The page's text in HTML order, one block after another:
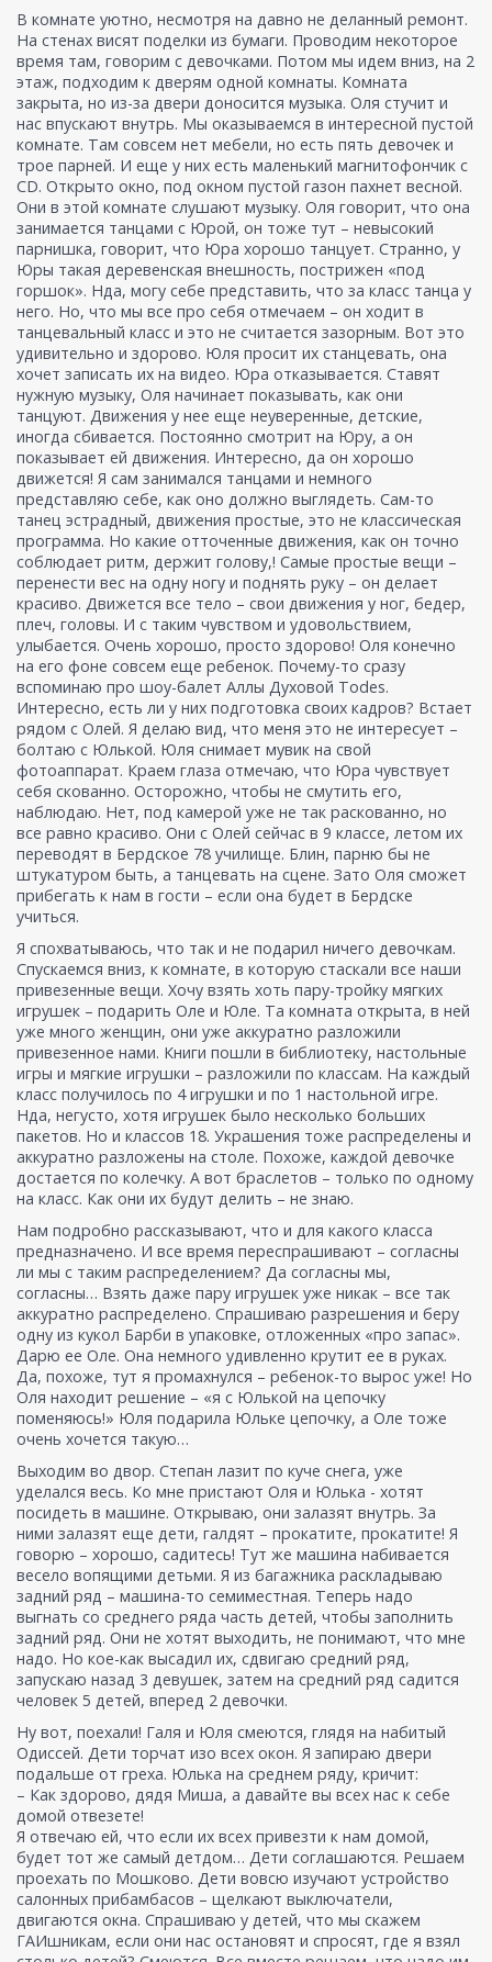
В комнате уютно, несмотря на давно не деланный ремонт.
На стенах висят поделки из бумаги. Проводим некоторое
время там, говорим с девочками. Потом мы идем вниз, на 2
этаж, подходим к дверям одной комнаты. Комната
закрыта, но из-за двери доносится музыка. Оля стучит и
нас впускают внутрь. Мы оказываемся в интересной пустой
комнате. Там совсем нет мебели, но есть пять девочек и
трое парней. И еще у них есть маленький магнитофончик с
CD. Открыто окно, под окном пустой газон пахнет весной.
Они в этой комнате слушают музыку. Оля говорит, что она
занимается танцами с Юрой, он тоже тут – невысокий
парнишка, говорит, что Юра хорошо танцует. Странно, у
Юры такая деревенская внешность, пострижен «под
горшок». Нда, могу себе представить, что за класс танца у
него. Но, что мы все про себя отмечаем – он ходит в
танцевальный класс и это не считается зазорным. Вот это
удивительно и здорово. Юля просит их станцевать, она
хочет записать их на видео. Юра отказывается. Ставят
нужную музыку, Оля начинает показывать, как они
танцуют. Движения у нее еще неуверенные, детские,
иногда сбивается. Постоянно смотрит на Юру, а он
показывает ей движения. Интересно, да он хорошо
движется! Я сам занимался танцами и немного
представляю себе, как оно должно выглядеть. Сам-то
танец эстрадный, движения простые, это не классическая
программа. Но какие отточенные движения, как он точно
соблюдает ритм, держит голову,! Самые простые вещи –
перенести вес на одну ногу и поднять руку – он делает
красиво. Движется все тело – свои движения у ног, бедер,
плеч, головы. И с таким чувством и удовольствием,
улыбается. Очень хорошо, просто здорово! Оля конечно
на его фоне совсем еще ребенок. Почему-то сразу
вспоминаю про шоу-балет Аллы Духовой Todes.
Интересно, есть ли у них подготовка своих кадров? Встает
рядом с Олей. Я делаю вид, что меня это не интересует –
болтаю с Юлькой. Юля снимает мувик на свой
фотоаппарат. Краем глаза отмечаю, что Юра чувствует
себя скованно. Осторожно, чтобы не смутить его,
наблюдаю. Нет, под камерой уже не так раскованно, но
все равно красиво. Они с Олей сейчас в 9 классе, летом их
переводят в Бердское 78 училище. Блин, парню бы не
штукатуром быть, а танцевать на сцене. Зато Оля сможет
прибегать к нам в гости – если она будет в Бердске
учиться.
Я спохватываюсь, что так и не подарил ничего девочкам.
Спускаемся вниз, к комнате, в которую стаскали все наши
привезенные вещи. Хочу взять хоть пару-тройку мягких
игрушек – подарить Оле и Юле. Та комната открыта, в ней
уже много женщин, они уже аккуратно разложили
привезенное нами. Книги пошли в библиотеку, настольные
игры и мягкие игрушки – разложили по классам. На каждый
класс получилось по 4 игрушки и по 1 настольной игре.
Нда, негусто, хотя игрушек было несколько больших
пакетов. Но и классов 18. Украшения тоже распределены и
аккуратно разложены на столе. Похоже, каждой девочке
достается по колечку. А вот браслетов – только по одному
на класс. Как они их будут делить – не знаю.
Нам подробно рассказывают, что и для какого класса
предназначено. И все время переспрашивают – согласны
ли мы с таким распределением? Да согласны мы,
согласны… Взять даже пару игрушек уже никак – все так
аккуратно распределено. Спрашиваю разрешения и беру
одну из кукол Барби в упаковке, отложенных «про запас».
Дарю ее Оле. Она немного удивленно крутит ее в руках.
Да, похоже, тут я промахнулся – ребенок-то вырос уже! Но
Оля находит решение – «я с Юлькой на цепочку
поменяюсь!» Юля подарила Юльке цепочку, а Оле тоже
очень хочется такую…
Выходим во двор. Степан лазит по куче снега, уже
уделался весь. Ко мне пристают Оля и Юлька - хотят
посидеть в машине. Открываю, они залазят внутрь. За
ними залазят еще дети, галдят – прокатите, прокатите! Я
говорю – хорошо, садитесь! Тут же машина набивается
весело вопящими детьми. Я из багажника раскладываю
задний ряд – машина-то семиместная. Теперь надо
выгнать со среднего ряда часть детей, чтобы заполнить
задний ряд. Они не хотят выходить, не понимают, что мне
надо. Но кое-как высадил их, сдвигаю средний ряд,
запускаю назад 3 девушек, затем на средний ряд садится
человек 5 детей, вперед 2 девочки.
Ну вот, поехали! Галя и Юля смеются, глядя на набитый
Одиссей. Дети торчат изо всех окон. Я запираю двери
подальше от греха. Юлька на среднем ряду, кричит:
– Как здорово, дядя Миша, а давайте вы всех нас к себе
домой отвезете!
Я отвечаю ей, что если их всех привезти к нам домой,
будет тот же самый детдом… Дети соглашаются. Решаем
проехать по Мошково. Дети вовсю изучают устройство
салонных прибамбасов – щелкают выключатели,
двигаются окна. Спрашиваю у детей, что мы скажем
ГАИшникам, если они нас остановят и спросят, где я взял